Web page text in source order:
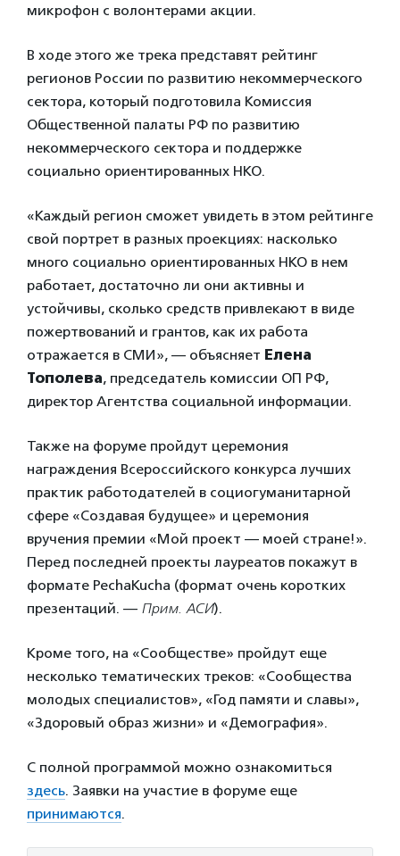
микрофон с волонтерами акции.
В ходе этого же трека представят рейтинг
регионов России по развитию некоммерческого
сектора, который подготовила Комиссия
Общественной палаты РФ по развитию
некоммерческого сектора и поддержке
социально ориентированных НКО.
«Каждый регион сможет увидеть в этом рейтинге
свой портрет в разных проекциях: насколько
много социально ориентированных НКО в нем
работает, достаточно ли они активны и
устойчивы, сколько средств привлекают в виде
пожертвований и грантов, как их работа
отражается в СМИ», — объясняет Елена
Тополева, председатель комиссии ОП РФ,
директор Агентства социальной информации.
Также на форуме пройдут церемония
награждения Всероссийского конкурса лучших
практик работодателей в социогуманитарной
сфере «Создавая будущее» и церемония
вручения премии «Мой проект — моей стране!».
Перед последней проекты лауреатов покажут в
формате PechaKucha (формат очень коротких
презентаций. — Прим. АСИ).
Кроме того, на «Сообществе» пройдут еще
несколько тематических треков: «Сообщества
молодых специалистов», «Год памяти и славы»,
«Здоровый образ жизни» и «Демография».
С полной программой можно ознакомиться
здесь. Заявки на участие в форуме еще
принимаются.